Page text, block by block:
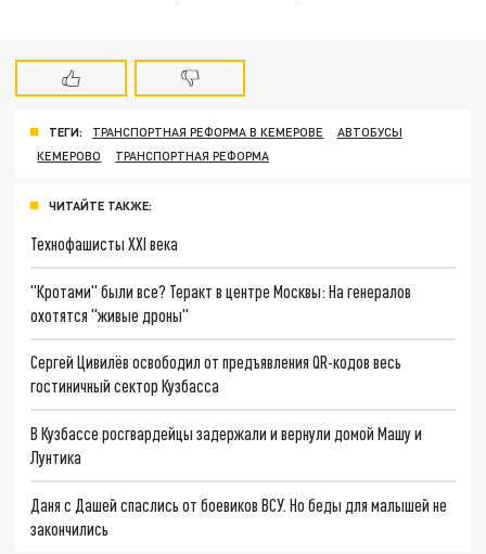
ТЕГИ: ТРАНСПОРТНАЯ РЕФОРМА В КЕМЕРОВЕ
АВТОБУСЫ
КЕМЕРОВО
ТРАНСПОРТНАЯ РЕФОРМА
ЧИТАЙТЕ ТАКЖЕ:
Технофашисты XXI века
"Кротами" были все? Теракт в центре Москвы: На генералов
охотятся "живые дроны"
Сергей Цивилёв освободил от предъявления QR-кодов весь
гостиничный сектор Кузбасса
В Кузбассе росгвардейцы задержали и вернули домой Машу и
Лунтика
Даня с Дашей спаслись от боевиков ВСУ. Но беды для малышей не
закончились